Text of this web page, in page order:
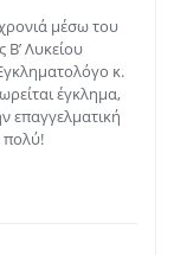
μέσω του
Λυκείου
κ.
έγκλημα,
επαγγελματική
πολύ!